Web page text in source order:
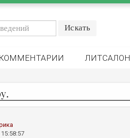
КОММЕНТАРИИ ЛИТСАЛОН